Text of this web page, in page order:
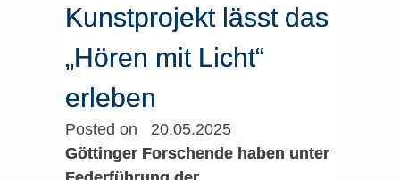
Kunstprojekt lässt das
„Hören mit Licht“
erleben
Posted on 20.05.2025
Göttinger Forschende haben unter